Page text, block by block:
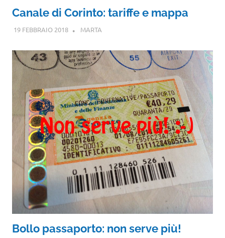
Canale di Corinto: tariffe e mappa
19 FEBBRAIO 2018 MARTA
Bollo passaporto: non serve più!